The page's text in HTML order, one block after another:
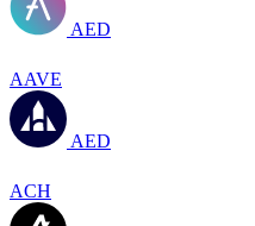
AED
AAVE
AED
ACH